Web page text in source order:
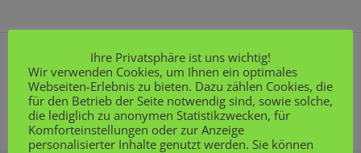
Service
Toggle
Navigation
HOME© Copyright Regionale Schule mit Grundschule
„Wilhelm Höcker“ 2026
Ihre Privatsphäre ist uns wichtig!
Wir verwenden Cookies, um Ihnen ein optimales
Webseiten-Erlebnis zu bieten. Dazu zählen Cookies, die
für den Betrieb der Seite notwendig sind, sowie solche,
die lediglich zu anonymen Statistikzwecken, für
Komforteinstellungen oder zur Anzeige
personalisierter Inhalte genutzt werden. Sie können